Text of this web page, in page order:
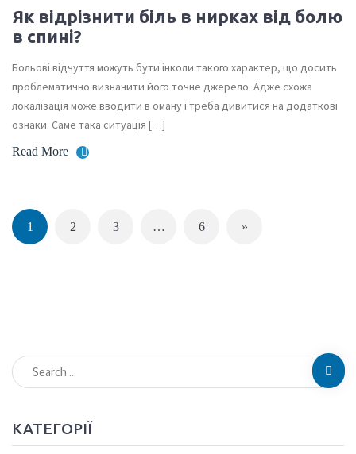
Як відрізнити біль в нирках від болю
в спині?
Больові відчуття можуть бути інколи такого характер, що досить
проблематично визначити його точне джерело. Адже схожа
локалізація може вводити в оману і треба дивитися на додаткові
ознаки. Саме така ситуація […]
Read More
1 2 3 … 6 »
КАТЕГОРІЇ